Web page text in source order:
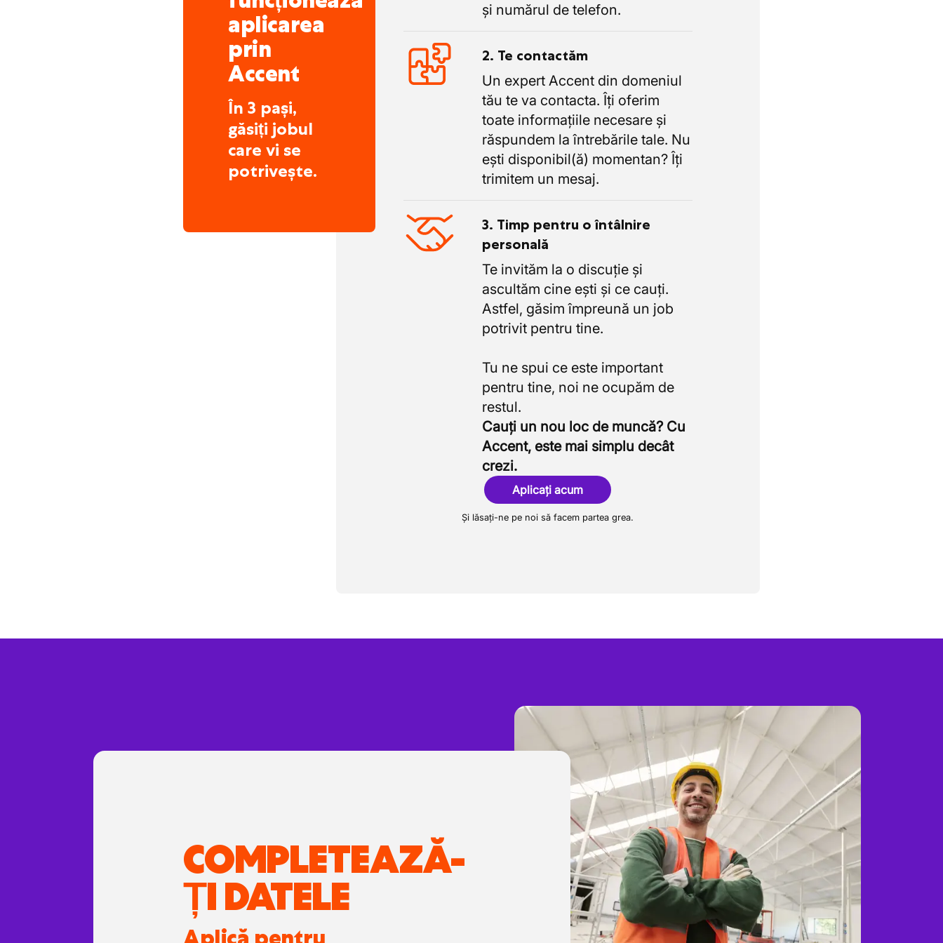
aplicarea
prin
Accent
În 3 pași,
găsiți jobul
care vi se
potrivește.
și numărul de telefon.
2. Te contactăm
Un expert Accent din domeniul
tău te va contacta. Îți oferim
toate informațiile necesare și
răspundem la întrebările tale. Nu
ești disponibil(ă) momentan? Îți
trimitem un mesaj.
3. Timp pentru o întâlnire
personală
Te invităm la o discuție și
ascultăm cine ești și ce cauți.
Astfel, găsim împreună un job
potrivit pentru tine.
Tu ne spui ce este important
pentru tine, noi ne ocupăm de
Cauți un nou loc de muncă? Cu
Accent, este mai simplu decât
crezi.
Aplicați acum
Și lăsați-ne pe noi să facem partea grea.
COMPLETEAZĂ-
ȚI DATELE